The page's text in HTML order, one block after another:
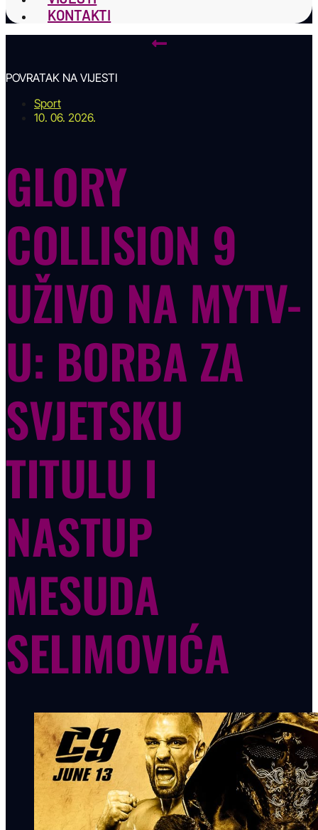
KONTAKTI
POVRATAK NA VIJESTI
Sport
10. 06. 2026.
GLORY
COLLISION 9
UŽIVO NA MYTV-
U: BORBA ZA
SVJETSKU
TITULU I
NASTUP
MESUDA
SELIMOVIĆA